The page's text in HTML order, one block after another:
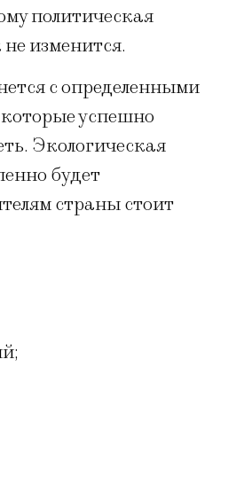
политическая
изменится.
с определенными
успешно
Экологическая
будет
страны стоит